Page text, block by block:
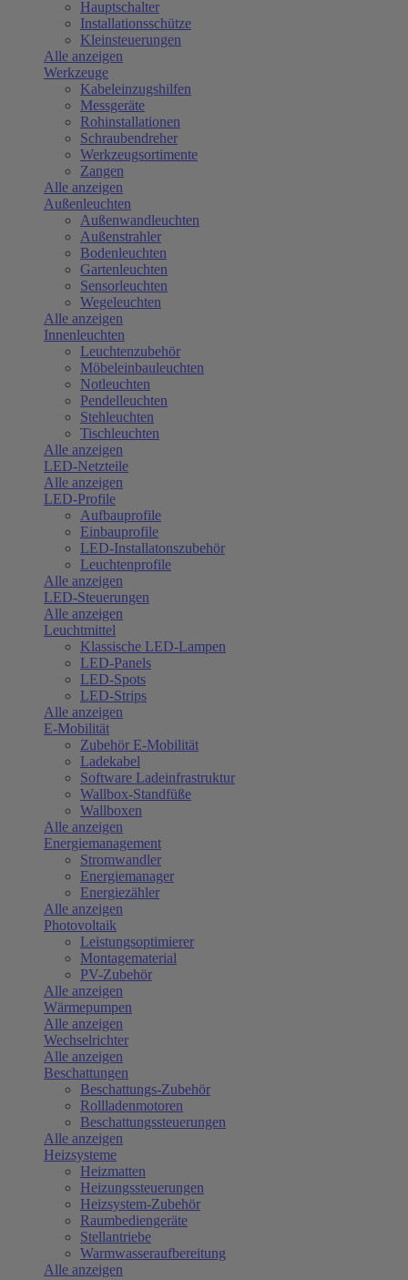
Hauptschalter
Installationsschütze
Kleinsteuerungen
Alle anzeigen
Werkzeuge
Kabeleinzugshilfen
Messgeräte
Rohinstallationen
Schraubendreher
Werkzeugsortimente
Zangen
Alle anzeigen
Außenleuchten
Außenwandleuchten
Außenstrahler
Bodenleuchten
Gartenleuchten
Sensorleuchten
Wegeleuchten
Alle anzeigen
Innenleuchten
Leuchtenzubehör
Möbeleinbauleuchten
Notleuchten
Pendelleuchten
Stehleuchten
Tischleuchten
Alle anzeigen
LED-Netzteile
Alle anzeigen
LED-Profile
Aufbauprofile
Einbauprofile
LED-Installatonszubehör
Leuchtenprofile
Alle anzeigen
LED-Steuerungen
Alle anzeigen
Leuchtmittel
Klassische LED-Lampen
LED-Panels
LED-Spots
LED-Strips
Alle anzeigen
E-Mobilität
Zubehör E-Mobilität
Ladekabel
Software Ladeinfrastruktur
Wallbox-Standfüße
Wallboxen
Alle anzeigen
Energiemanagement
Stromwandler
Energiemanager
Energiezähler
Alle anzeigen
Photovoltaik
Leistungsoptimierer
Montagematerial
PV-Zubehör
Alle anzeigen
Wärmepumpen
Alle anzeigen
Wechselrichter
Alle anzeigen
Beschattungen
Beschattungs-Zubehör
Rollladenmotoren
Beschattungssteuerungen
Alle anzeigen
Heizsysteme
Heizmatten
Heizungssteuerungen
Heizsystem-Zubehör
Raumbediengeräte
Stellantriebe
Warmwasseraufbereitung
Alle anzeigen